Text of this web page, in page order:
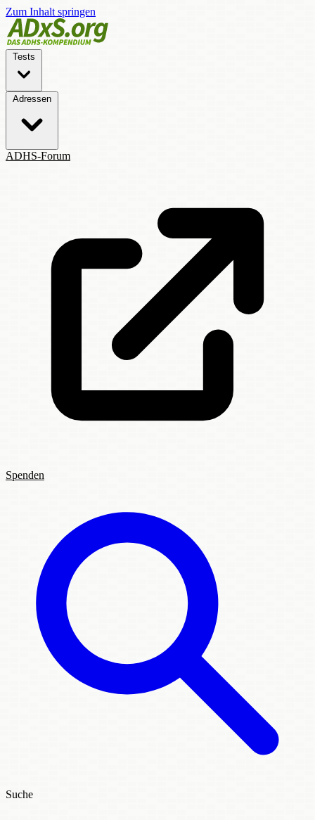
Zum Inhalt springen
Tests
Adressen
ADHS-Forum
Spenden
Suche